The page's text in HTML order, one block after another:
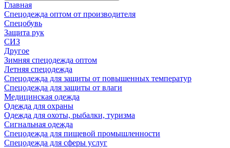
Главная
Спецодежда оптом от производителя
Спецобувь
Защита рук
СИЗ
Другое
Зимняя спецодежда оптом
Летняя спецодежда
Спецодежда для защиты от повышенных температур
Спецодежда для защиты от влаги
Медицинская одежда
Одежда для охраны
Одежда для охоты, рыбалки, туризма
Сигнальная одежда
Спецодежда для пищевой промышленности
Спецодежда для сферы услуг